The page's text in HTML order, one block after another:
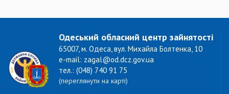
Одеський обласний центр зайнятості
65007, м. Одеса, вул. Михайла Болтенка, 10
e-mail: zagal@od.dcz.gov.ua
тел.: (048) 740 91 75
(переглянути на карті)